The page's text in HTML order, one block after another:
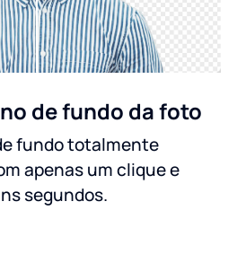
de fundo da foto
fundo totalmente
apenas um clique e
segundos.